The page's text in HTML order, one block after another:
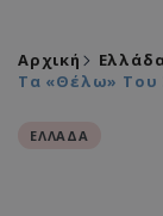
Αρχική
Τα «θέλω» Του
ΕΛΛΑΔΑ